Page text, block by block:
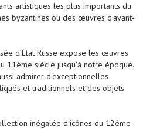
artistiques les plus importants du
byzantines ou des œuvres d'avant-
d’État Russe expose les œuvres
11ème siècle jusqu'à notre époque.
admirer d'exceptionnelles
et traditionnels et des objets
inégalée d'icônes du 12ème